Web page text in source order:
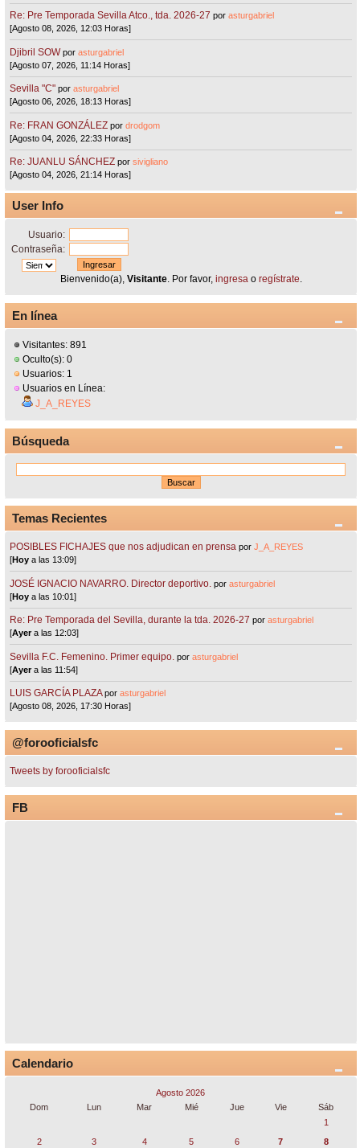
Re: Pre Temporada Sevilla Atco., tda. 2026-27 porasturgabriel
[Agosto 08, 2026, 12:03 Horas]
Djibril SOW porasturgabriel
[Agosto 07, 2026, 11:14 Horas]
Sevilla "C"porasturgabriel
[Agosto 06, 2026, 18:13 Horas]
Re: FRAN GONZÁLEZ pordrodgom
[Agosto 04, 2026, 22:33 Horas]
Re: JUANLU SÁNCHEZ porsivigliano
[Agosto 04, 2026, 21:14 Horas]
User Info
Usuario:
Contraseña:
Bienvenido(a), Visitante. Por favor, ingresao regístrate.
En línea
Visitantes: 891
Oculto(s): 0
Usuarios: 1
Usuarios en Línea:
J_A_REYES
Búsqueda
Temas Recientes
POSIBLES FICHAJES que nos adjudican en prensa porJ_A_REYES
[Hoy a las 13:09]
JOSÉ IGNACIO NAVARRO. Director deportivo. porasturgabriel
[Hoy a las 10:01]
Re: Pre Temporada del Sevilla, durante la tda. 2026-27 porasturgabriel
[Ayera las 12:03]
Sevilla F.C. Femenino. Primer equipo. porasturgabriel
[Ayera las 11:54]
LUIS GARCÍA PLAZA porasturgabriel
[Agosto 08, 2026, 17:30 Horas]
@forooficialsfc
Tweets by forooficialsfc
FB
Calendario
Agosto 2026
Dom
Lun Mar Mié Jue Vie
Sáb
1
2
3 4 5 6 7 8